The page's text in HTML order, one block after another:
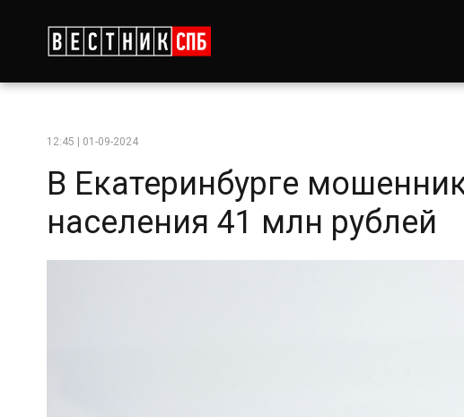
12:45 | 01-09-2024
В Екатеринбурге
населения 41 млн рублей